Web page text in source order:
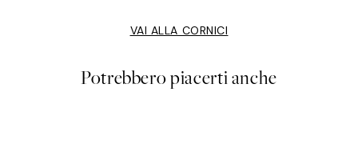
VAI ALLA CORNICI
Potrebbero piacerti anche